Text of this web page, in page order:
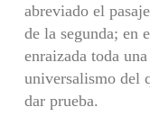
abreviado el
de la segunda; en
enraizada toda
universalismo del
dar prueba.